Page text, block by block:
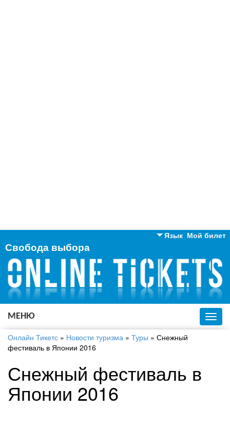
Мой билет
Язык
Английский
Русский
Украинский
Свобода выбора
МЕНЮ
Онлайн Тикетс » Новости туризма » Туры » Снежный
фестиваль в Японии 2016
Снежный фестиваль в
Японии 2016